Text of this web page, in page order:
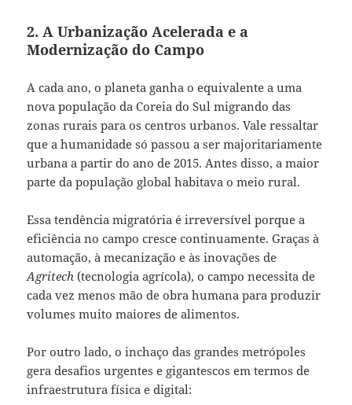
2. A Urbanização Acelerada e a
Modernização do Campo
A cada ano, o planeta ganha o equivalente a uma
nova população da Coreia do Sul migrando das
zonas rurais para os centros urbanos. Vale ressaltar
que a humanidade só passou a ser majoritariamente
urbana a partir do ano de 2015. Antes disso, a maior
parte da população global habitava o meio rural.
Essa tendência migratória é irreversível porque a
eficiência no campo cresce continuamente. Graças à
automação, à mecanização e às inovações de
Agritech (tecnologia agrícola), o campo necessita de
cada vez menos mão de obra humana para produzir
volumes muito maiores de alimentos.
Por outro lado, o inchaço das grandes metrópoles
gera desafios urgentes e gigantescos em termos de
infraestrutura física e digital: